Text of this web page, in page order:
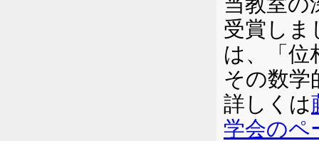
受賞しま
は、「位
その数学
詳しくは
学会のペ